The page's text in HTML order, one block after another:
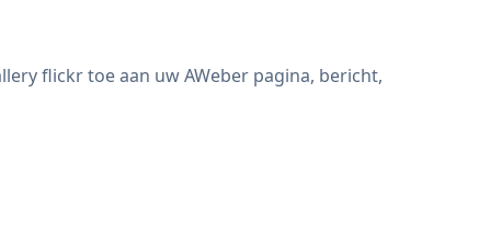
flickr toe aan uw AWeber pagina, bericht,